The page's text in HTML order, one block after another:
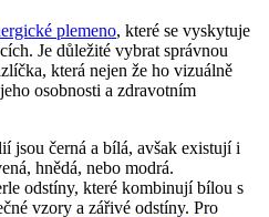
plemeno, které se vyskytuje
Je důležité vybrat správnou
která nejen že ho vizuálně
osobnosti a zdravotním
jsou černá a bílá, avšak existují i
hnědá, nebo modrá.
odstíny, které kombinují bílou s
vzory a zářivé odstíny. Pro